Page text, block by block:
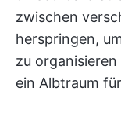
zwischen
herspringen,
zu
ein Albtraum